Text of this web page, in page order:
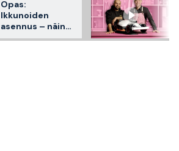
Opas:
Ikkunoiden
asennus – näin
teet sen vaihe